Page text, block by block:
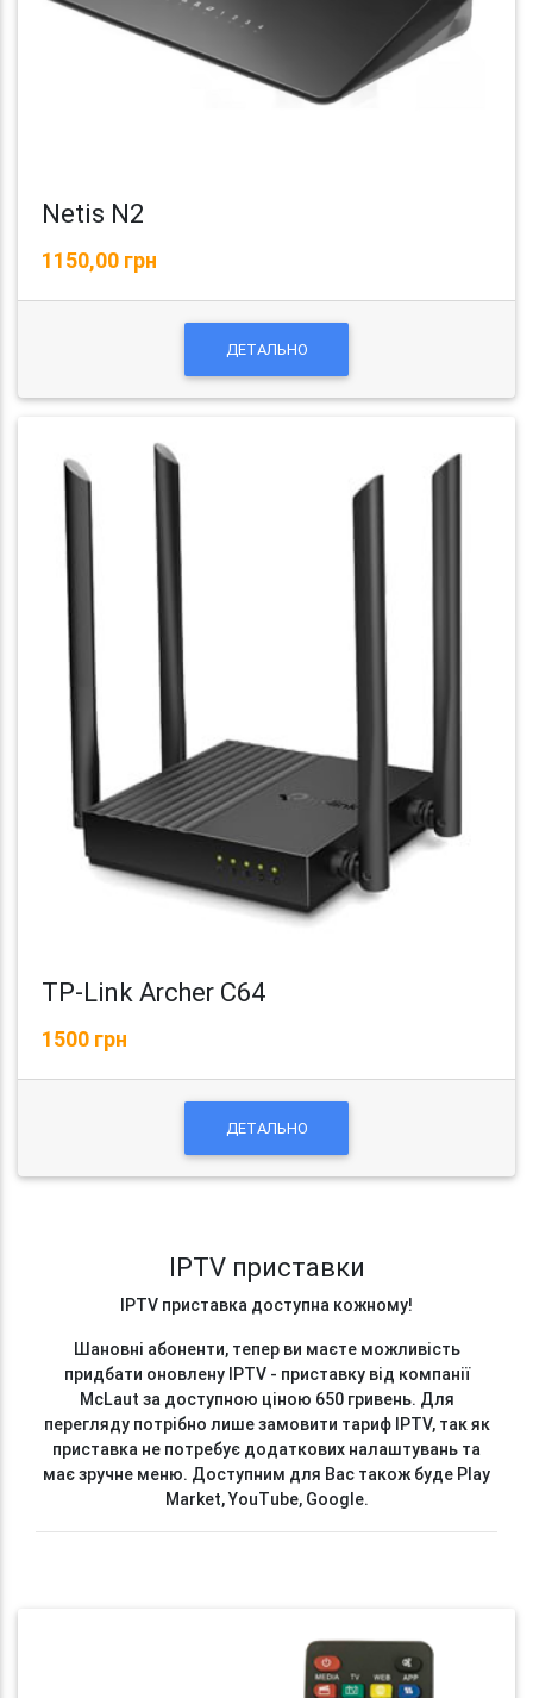
Netis N2
1150,00 грн
ДЕТАЛЬНО
TP-Link Archer C64
1500 грн
ДЕТАЛЬНО
IPTV приставки
IPTV приставка доступна кожному!
Шановні абоненти, тепер ви маєте можливість
придбати оновлену IPTV - приставку від компанії
McLaut за доступною ціною 650 гривень. Для
перегляду потрібно лише замовити тариф IPTV, так як
приставка не потребує додаткових налаштувань та
має зручне меню. Доступним для Вас також буде Play
Market, YouTube, Google.